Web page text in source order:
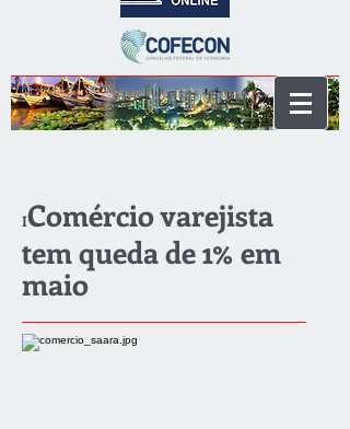
IComércio varejista
tem queda de 1% em
maio